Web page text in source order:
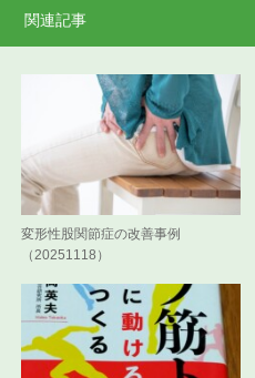
関連記事
変形性股関節症の改善事例
（20251118）